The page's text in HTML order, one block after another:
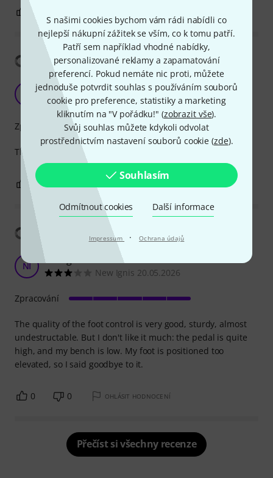
S našimi cookies bychom vám rádi nabídli co
nejlepší nákupní zážitek se vším, co k tomu patří.
Patří sem například vhodné nabídky,
personalizované reklamy a zapamatování
preferencí. Pokud nemáte nic proti, můžete
jednoduše potvrdit souhlas s používáním souborů
cookie pro preference, statistiky a marketing
kliknutím na "V pořádku!" (zobrazit vše).
Svůj souhlas můžete kdykoli odvolat
prostřednictvím nastavení souborů cookie (zde).
Souhlasím
Odmítnout cookies Další informace
Impressum · Ochrana údajů
0
Zobrazit překlad
Good made, good grip
AROSS 11.01.2019
The pedal is very large and pleasant to use
Zpracování
NI
New Ignis 20.05.2026
The quality of the foot control is very good, sturdy, almost
undestructable. But I don't like it much: the pedal is quite
high, and my bench is low. My foot is positioned too
elevated, so I said goodbye to it.
Zpracování
0 0 OHLÁSIT HODNOCENÍ
Přečíst si všechny recenze